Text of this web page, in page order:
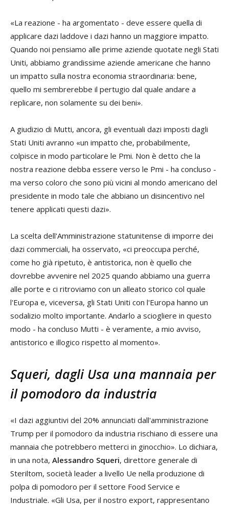
«La reazione - ha argomentato - deve essere quella di
applicare dazi laddove i dazi hanno un maggiore impatto.
Quando noi pensiamo alle prime aziende quotate negli Stati
Uniti, abbiamo grandissime aziende americane che hanno
un impatto sulla nostra economia straordinaria: bene,
quello mi sembrerebbe il pertugio dal quale andare a
replicare, non solamente su dei beni».
A giudizio di Mutti, ancora, gli eventuali dazi imposti dagli
Stati Uniti avranno «un impatto che, probabilmente,
colpisce in modo particolare le Pmi. Non è detto che la
nostra reazione debba essere verso le Pmi - ha concluso -
ma verso coloro che sono più vicini al mondo americano del
presidente in modo tale che abbiano un disincentivo nel
tenere applicati questi dazi».
La scelta dell'Amministrazione statunitense di imporre dei
dazi commerciali, ha osservato, «ci preoccupa perché,
come ho già ripetuto, è antistorica, non è quello che
dovrebbe avvenire nel 2025 quando abbiamo una guerra
alle porte e ci ritroviamo con un alleato storico col quale
l'Europa e, viceversa, gli Stati Uniti con l'Europa hanno un
sodalizio molto importante. Andarlo a sciogliere in questo
modo - ha concluso Mutti - è veramente, a mio avviso,
antistorico e illogico rispetto al momento».
Squeri, dagli Usa una mannaia per
il pomodoro da industria
«I dazi aggiuntivi del 20% annunciati dall'amministrazione
Trump per il pomodoro da industria rischiano di essere una
mannaia che potrebbero metterci in ginocchio». Lo dichiara,
in una nota, Alessandro Squeri, direttore generale di
Steriltom, società leader a livello Ue nella produzione di
polpa di pomodoro per il settore Food Service e
Industriale. «Gli Usa, per il nostro export, rappresentano